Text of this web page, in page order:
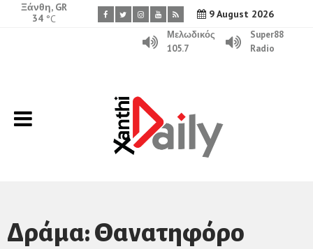
9 August 2026
Ξάνθη, GR
34 °C
Μελωδικός
105.7
Super88
Radio
Δράμα: Θανατηφόρο